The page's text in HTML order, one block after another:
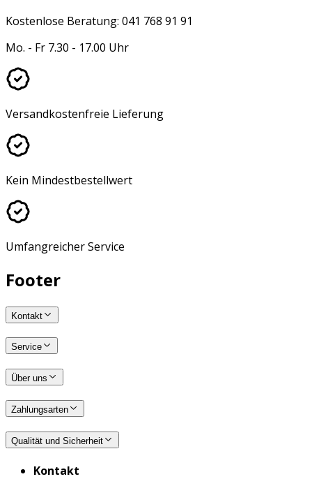
Kostenlose Beratung: 041 768 91 91
Mo. - Fr 7.30 - 17.00 Uhr
Versandkostenfreie Lieferung
Kein Mindestbestellwert
Umfangreicher Service
Footer
Kontakt
Service
Über uns
Zahlungsarten
Qualität und Sicherheit
Kontakt